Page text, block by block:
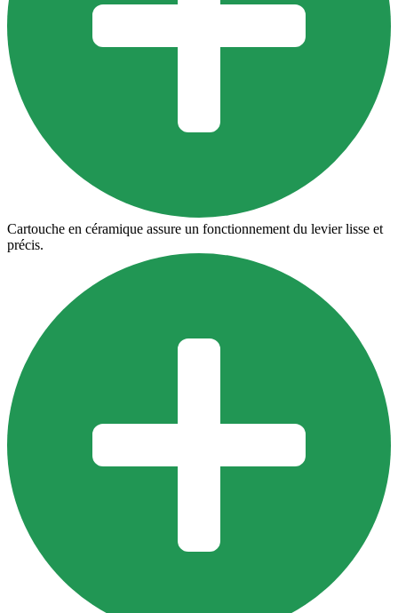
Cartouche en céramique assure un fonctionnement du levier lisse et
précis.